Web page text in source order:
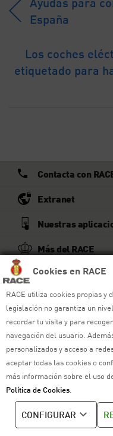
Cookies en RACE
RACE utiliza cookies propias y
legislación no garantiza un
recordar tu visita y para
navegación del usuario.
personalizados y acceso a
aceptar todas las cookies o
más información sobre el uso
Política de Cookies
CONFIGURAR
España
Los coches
etiquetado para
Contacta con
Extranet
Nuestras
Más del RACE
Todos